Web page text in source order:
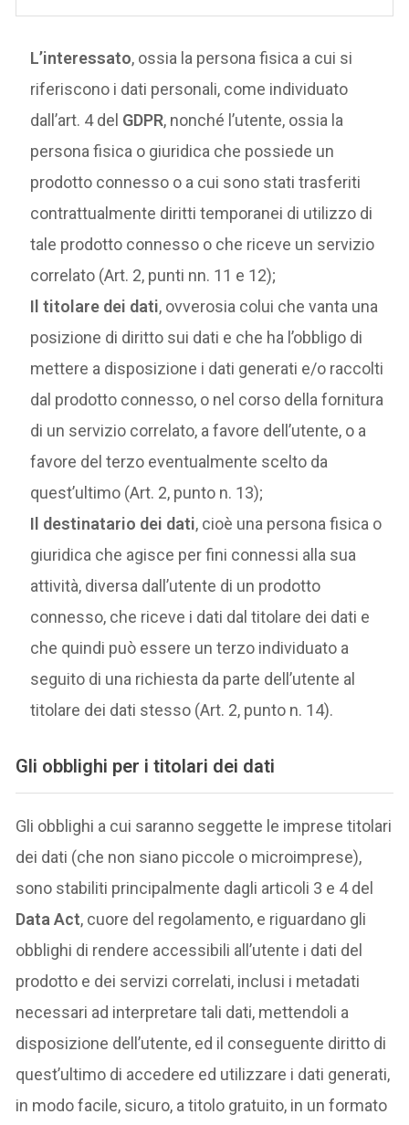
L’interessato, ossia la persona fisica a cui si
riferiscono i dati personali, come individuato
dall’art. 4 del GDPR, nonché l’utente, ossia la
persona fisica o giuridica che possiede un
prodotto connesso o a cui sono stati trasferiti
contrattualmente diritti temporanei di utilizzo di
tale prodotto connesso o che riceve un servizio
correlato (Art. 2, punti nn. 11 e 12);
Il titolare dei dati, ovverosia colui che vanta una
posizione di diritto sui dati e che ha l’obbligo di
mettere a disposizione i dati generati e/o raccolti
dal prodotto connesso, o nel corso della fornitura
di un servizio correlato, a favore dell’utente, o a
favore del terzo eventualmente scelto da
quest’ultimo (Art. 2, punto n. 13);
Il destinatario dei dati, cioè una persona fisica o
giuridica che agisce per fini connessi alla sua
attività, diversa dall’utente di un prodotto
connesso, che riceve i dati dal titolare dei dati e
che quindi può essere un terzo individuato a
seguito di una richiesta da parte dell’utente al
titolare dei dati stesso (Art. 2, punto n. 14).
Gli obblighi per i titolari dei dati
Gli obblighi a cui saranno seggette le imprese titolari
dei dati (che non siano piccole o microimprese),
sono stabiliti principalmente dagli articoli 3 e 4 del
Data Act, cuore del regolamento, e riguardano gli
obblighi di rendere accessibili all’utente i dati del
prodotto e dei servizi correlati, inclusi i metadati
necessari ad interpretare tali dati, mettendoli a
disposizione dell’utente, ed il conseguente diritto di
quest’ultimo di accedere ed utilizzare i dati generati,
in modo facile, sicuro, a titolo gratuito, in un formato